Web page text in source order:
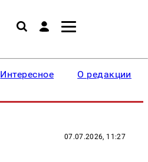
Интересное О редакции
07.07.2026, 11:27